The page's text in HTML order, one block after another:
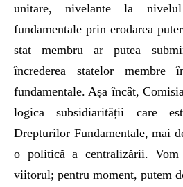
unitare, nivelante la
fundamentale prin erodarea
stat membru ar putea
încrederea statelor membre
fundamentale. Așa încât,
logica subsidiarității care
Drepturilor Fundamentale, mai
o politică a centralizării. Vom
viitorul; pentru moment, putem